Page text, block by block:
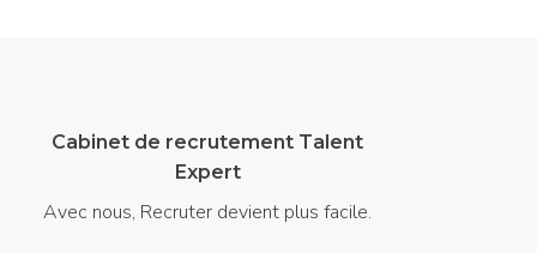
Cabinet de recrutement Talent
Expert
Avec nous, Recruter devient plus facile.